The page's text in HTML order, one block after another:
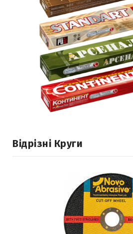
Відрізні Круги